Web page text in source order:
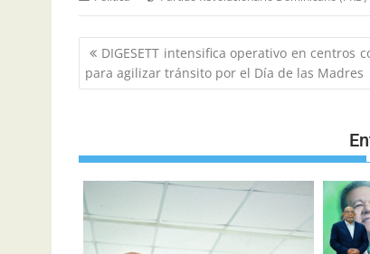
DIGESETT intensifica operativo en centros
para agilizar tránsito por el Día de las Madres